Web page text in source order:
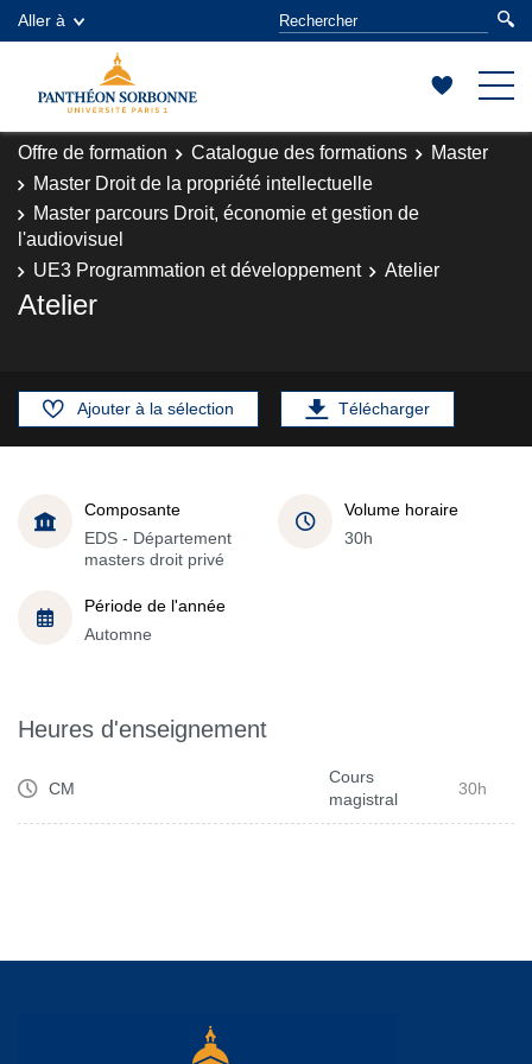
Aller à
Offre de formation Catalogue des formations
Master
Master Droit de la propriété intellectuelle
Master parcours Droit, économie et gestion de
l'audiovisuel
UE3 Programmation et développement
Atelier
Atelier
Ajouter à la sélection Télécharger
Composante
EDS - Département
masters droit privé
Volume horaire
30h
Période de l'année
Automne
Heures d'enseignement
CM
Cours
magistral
30h